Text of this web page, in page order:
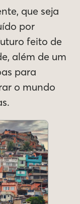
que seja
por
feito de
além de um
para
o mundo